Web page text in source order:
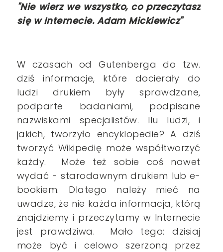
"Nie wierz we wszystko, co przeczytasz
się w Internecie. Adam Mickiewicz"
W czasach od Gutenberga do tzw.
dziś informacje, które docierały do
ludzi drukiem były sprawdzane,
podparte badaniami, podpisane
nazwiskami specjalistów. Ilu ludzi, i
jakich, tworzyło encyklopedie? A dziś
tworzyć Wikipedię może współtworzyć
każdy. Może też sobie coś nawet
wydać - starodawnym drukiem lub e-
bookiem. Dlatego należy mieć na
uwadze, że nie każda informacja, którą
znajdziemy i przeczytamy w Internecie
jest prawdziwa. Mało tego: dzisiaj
może być i celowo szerzoną przez